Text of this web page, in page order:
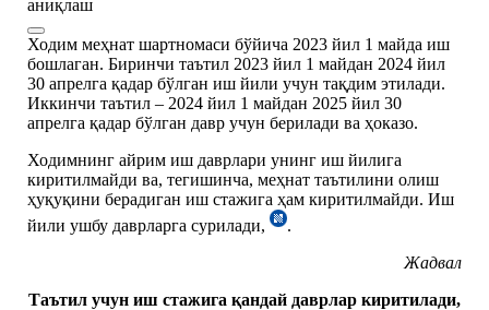
аниқлаш
Ходим меҳнат шартномаси бўйича 2023 йил 1 майда иш
бошлаган. Биринчи таътил 2023 йил 1 майдан 2024 йил
30 апрелга қадар бўлган иш йили учун тақдим этилади.
Иккинчи таътил – 2024 йил 1 майдан 2025 йил 30
апрелга қадар бўлган давр учун берилади ва ҳоказо.
Ходимнинг айрим иш даврлари унинг иш йилига
киритилмайди ва, тегишинча, меҳнат таътилини олиш
ҳуқуқини берадиган иш стажига ҳам киритилмайди. Иш
йили ушбу даврларга сурилади,
.
Жадвал
Таътил учун иш стажига қандай даврлар киритилади,